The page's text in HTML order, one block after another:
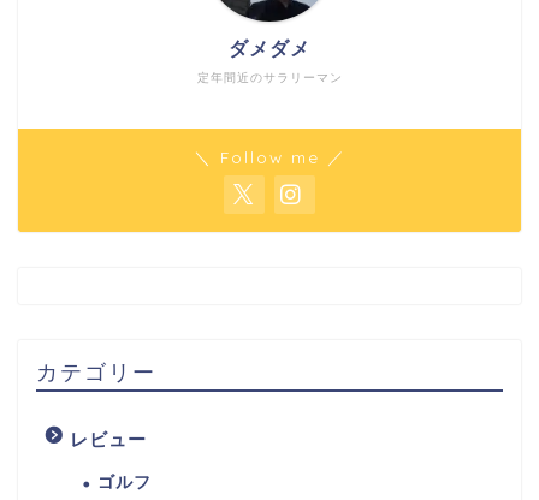
定年間近のサラリーマン
ダメダメ
＼ Follow me ／
カテゴリー
レビュー
ゴルフ